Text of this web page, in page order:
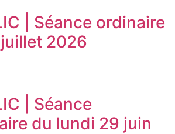
| Séance ordinaire
2026
| Séance
du lundi 29 juin